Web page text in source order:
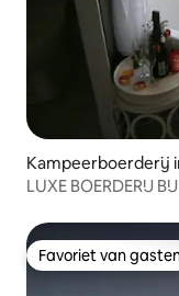
Kampeerboerderij
LUXE BOERDERIJ
Favoriet van
Favoriet van